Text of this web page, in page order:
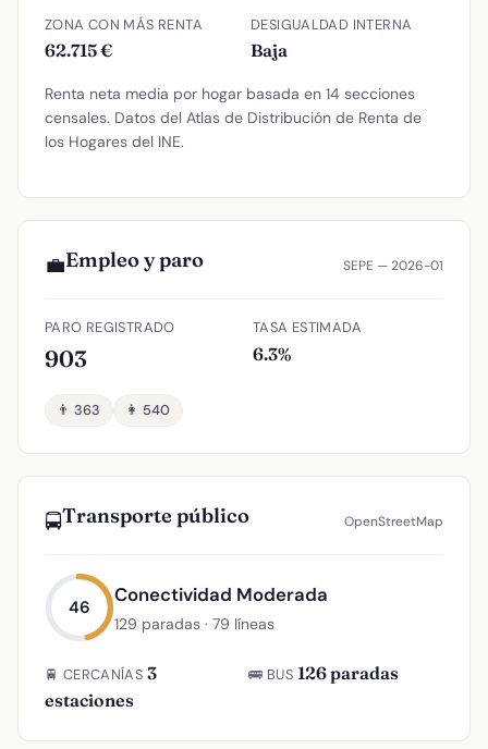
ZONA CON MÁS RENTA
62.715 €
DESIGUALDAD INTERNA
Baja
Renta neta media por hogar basada en 14 secciones
censales. Datos del Atlas de Distribución de Renta de
los Hogares del INE.
💼Empleo y paro SEPE — 2026-01
PARO REGISTRADO
903
TASA ESTIMADA
6.3%
👨 363 👩 540
🚍Transporte público OpenStreetMap
46
Conectividad Moderada
129 paradas · 79 líneas
🚆 CERCANÍAS 3
estaciones
🚌 BUS 126 paradas